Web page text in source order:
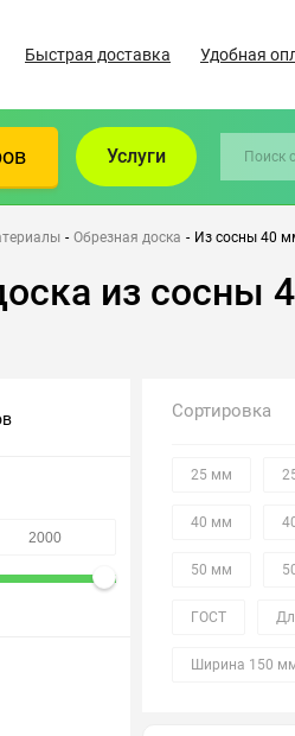
Быстрая доставка Удобная
Услуги
- Обрезная доска - Из сосны 40
из сосны
Сортировка
25 мм
40 мм
50 мм
ГОСТ
Ширина 150